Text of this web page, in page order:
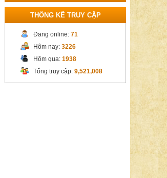
THỐNG KÊ TRUY CẬP
Đang online:71
Hôm nay:3226
Hôm qua:1938
Tổng truy cập:9,521,008